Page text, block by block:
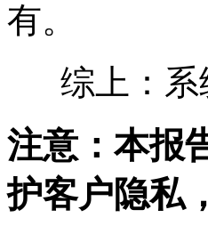
有。
综上：系
注意：本报
护客户隐私